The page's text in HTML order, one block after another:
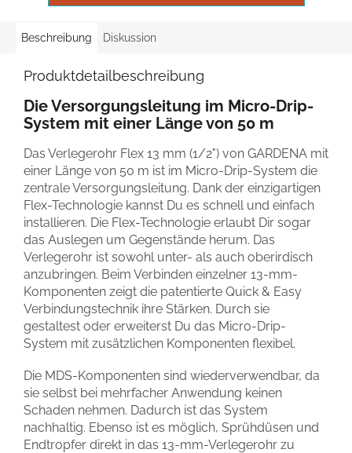
Beschreibung Diskussion
Produktdetailbeschreibung
Die Versorgungsleitung im Micro-Drip-
System mit einer Länge von 50 m
Das Verlegerohr Flex 13 mm (1/2") von GARDENA mit
einer Länge von 50 m ist im Micro-Drip-System die
zentrale Versorgungsleitung. Dank der einzigartigen
Flex-Technologie kannst Du es schnell und einfach
installieren. Die Flex-Technologie erlaubt Dir sogar
das Auslegen um Gegenstände herum. Das
Verlegerohr ist sowohl unter- als auch oberirdisch
anzubringen. Beim Verbinden einzelner 13-mm-
Komponenten zeigt die patentierte Quick & Easy
Verbindungstechnik ihre Stärken. Durch sie
gestaltest oder erweiterst Du das Micro-Drip-
System mit zusätzlichen Komponenten flexibel.
Die MDS-Komponenten sind wiederverwendbar, da
sie selbst bei mehrfacher Anwendung keinen
Schaden nehmen. Dadurch ist das System
nachhaltig. Ebenso ist es möglich, Sprühdüsen und
Endtropfer direkt in das 13-mm-Verlegerohr zu